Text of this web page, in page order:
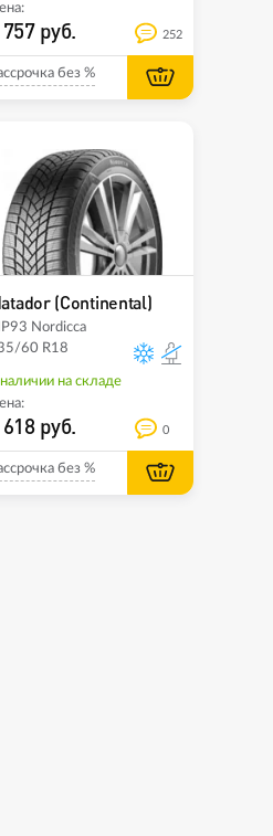
руб. 252
без %
(Continental)
Nordicca
60 R18
на складе
руб. 0
без %